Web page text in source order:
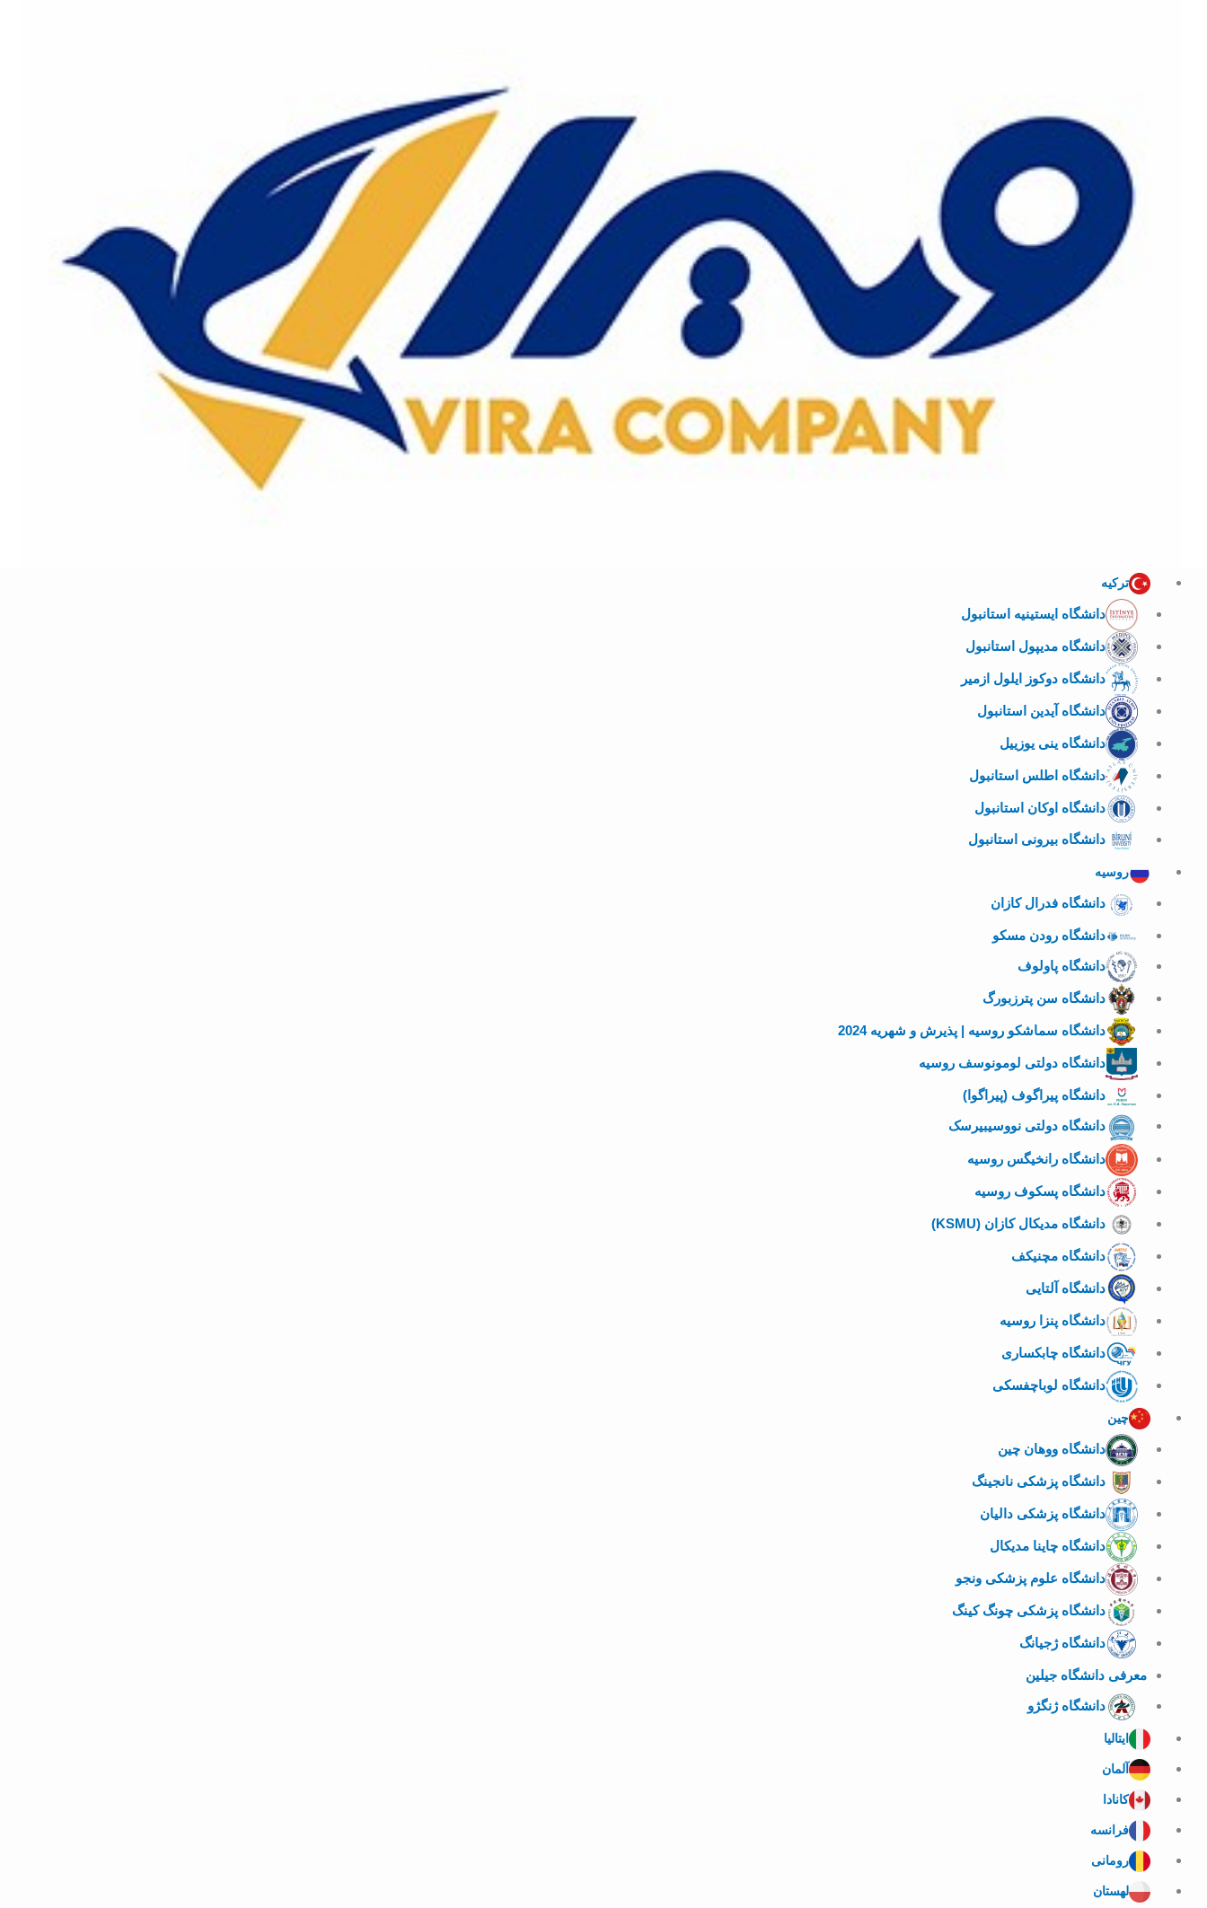
ترکیه
دانشگاه ایستینیه استانبول
دانشگاه مدیپول استانبول
دانشگاه دوکوز ایلول ازمیر
دانشگاه آیدین استانبول
دانشگاه ینی یوزییل
دانشگاه اطلس استانبول
دانشگاه اوکان استانبول
دانشگاه بیرونی استانبول
روسیه
دانشگاه فدرال کازان
دانشگاه رودن مسکو
دانشگاه پاولوف
دانشگاه سن پترزبورگ
دانشگاه سماشکو روسیه | پذیرش و شهریه 2024
دانشگاه دولتی لومونوسف روسیه
دانشگاه پیراگوف (پیراگوا)
دانشگاه دولتی نووسیبیرسک
دانشگاه رانخیگس روسیه
دانشگاه پسکوف روسیه
دانشگاه مدیکال کازان (KSMU)
دانشگاه مچنیکف
دانشگاه آلتایی
دانشگاه پنزا روسیه
دانشگاه چابکساری
دانشگاه لوباچفسکی
چین
دانشگاه ووهان چین
دانشگاه پزشکی نانجینگ
دانشگاه پزشکی دالیان
دانشگاه چاینا مدیکال
دانشگاه علوم پزشکی ونجو
دانشگاه پزشکی چونگ کینگ
دانشگاه ژجیانگ
معرفی دانشگاه جیلین
دانشگاه ژنگژو
ایتالیا
آلمان
کانادا
فرانسه
رومانی
لهستان